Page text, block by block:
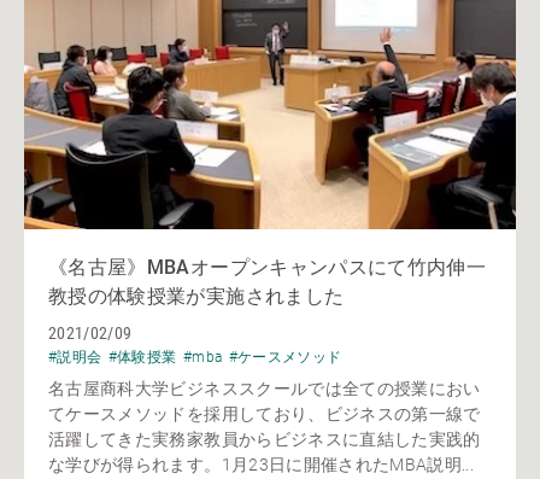
《名古屋》MBAオープンキャンパスにて竹内伸一
教授の体験授業が実施されました
2021/02/09
#説明会 #体験授業 #mba #ケースメソッド
名古屋商科大学ビジネススクールでは全ての授業におい
てケースメソッドを採用しており、ビジネスの第一線で
活躍してきた実務家教員からビジネスに直結した実践的
な学びが得られます。1月23日に開催されたMBA説明...